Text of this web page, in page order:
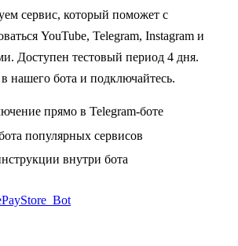
сервис, который поможет с
YouTube, Telegram, Instagram и
Доступен тестовый период 4 дня.
нашего бота и подключайтесь.
прямо в Telegram-боте
популярных сервисов
внутри бота